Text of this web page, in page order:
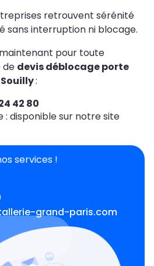
retrouvent sérénité
sans interruption ni blocage.
pour toute
de devis déblocage porte
:
42 80
: disponible sur notre site
services !
grand-paris.com